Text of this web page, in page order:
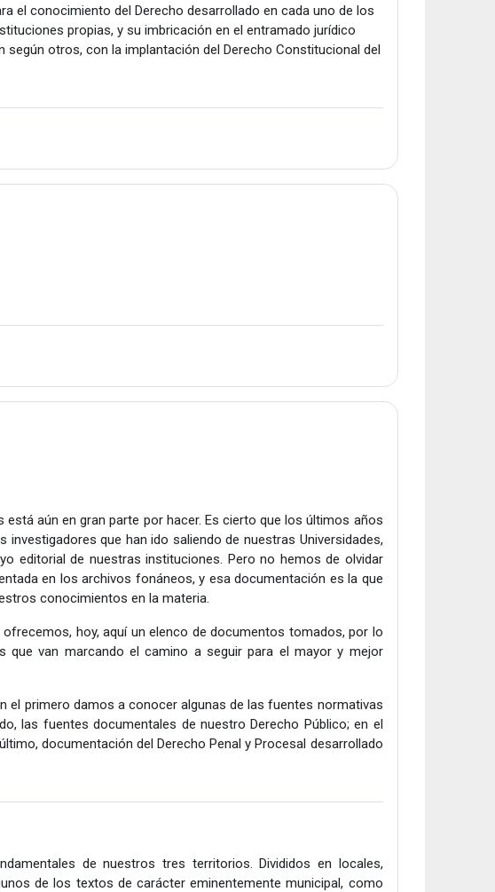
el conocimiento del Derecho desarrollado en cada uno de los
propias, y su imbricación en el entramado jurídico
otros, con la implantación del Derecho Constitucional del
aún en gran parte por hacer. Es cierto que los últimos años
que han ido saliendo de nuestras Universidades,
editorial de nuestras instituciones. Pero no hemos de olvidar
en los archivos fonáneos, y esa documentación es la que
conocimientos en la materia.
hoy, aquí un elenco de documentos tomados, por lo
que van marcando el camino a seguir para el mayor y mejor
el primero damos a conocer algunas de las fuentes normativas
las fuentes documentales de nuestro Derecho Público; en el
documentación del Derecho Penal y Procesal desarrollado
de nuestros tres territorios. Divididos en locales,
de los textos de carácter eminentemente municipal, como